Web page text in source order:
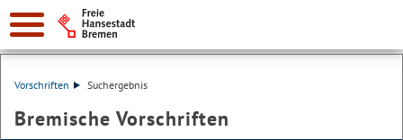
Vorschriften Suchergebnis
Bremische Vorschriften